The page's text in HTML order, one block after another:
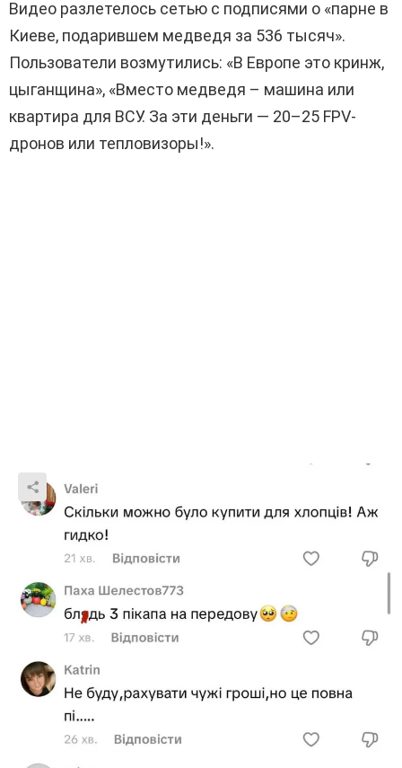
Видео разлетелось сетью с подписями о «парне в
Киеве, подарившем медведя за 536 тысяч».
Пользователи возмутились: «В Европе это кринж,
цыганщина», «Вместо медведя – машина или
квартира для ВСУ. За эти деньги — 20–25 FPV-
дронов или тепловизоры!».